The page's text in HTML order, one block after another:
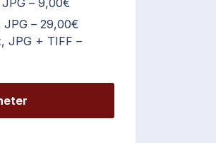
JPG – 29,00€
JPG + TIFF –